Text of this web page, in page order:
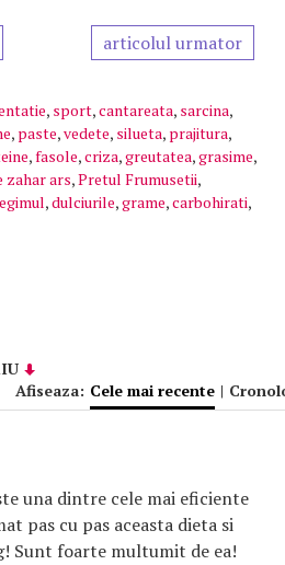
articolul urmator
, sport,cantareata, sarcina,
, paste,vedete, silueta, prajitura,
,fasole,criza,greutatea,grasime,
zahar ars,Pretul Frumusetii,
,dulciurile,grame,carbohirati,
Afiseaza: Cele mai recente |
una dintre cele mai eficiente
pas cu pas aceasta dieta si
Sunt foarte multumit de ea!